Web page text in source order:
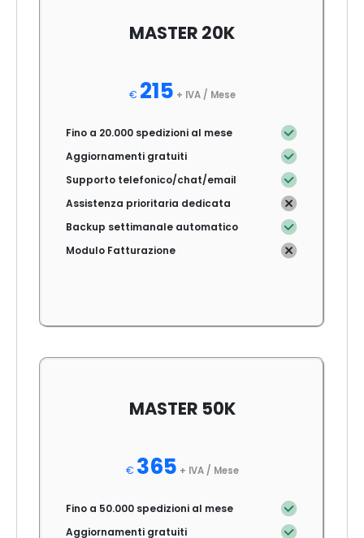
MASTER 20K
€ 215 + IVA / Mese
Fino a 20.000 spedizioni al mese
Aggiornamenti gratuiti
Supporto telefonico/chat/email
Assistenza prioritaria dedicata
Backup settimanale automatico
Modulo Fatturazione
MASTER 50K
€ 365 + IVA / Mese
Fino a 50.000 spedizioni al mese
Aggiornamenti gratuiti